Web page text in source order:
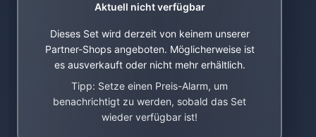
Aktuell nicht verfügbar
Dieses Set wird derzeit von keinem unserer
Partner-Shops angeboten. Möglicherweise ist
es ausverkauft oder nicht mehr erhältlich.
Tipp: Setze einen Preis-Alarm, um
benachrichtigt zu werden, sobald das Set
wieder verfügbar ist!